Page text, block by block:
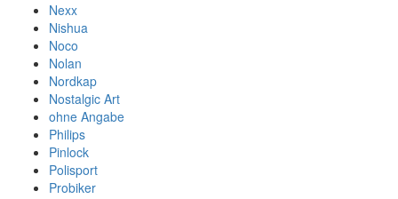
Nexx
Nishua
Noco
Nolan
Nordkap
Nostalgic Art
ohne Angabe
Philips
Pinlock
Polisport
Probiker